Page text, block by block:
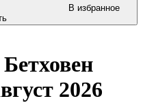
В избранное
2026